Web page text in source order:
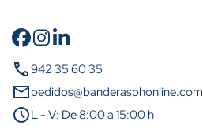
Cantidad
A partir de 2 unidades
A partir de 5 unidades
call942 35 60 35
mailpedidos@banderasphonline.com
scheduleL - V: De 8:00 a 15:00 h